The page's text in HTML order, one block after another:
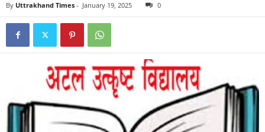
By Uttrakhand Times - January 19, 2025 0